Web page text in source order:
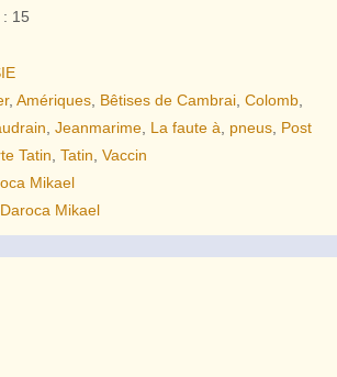
15
,Amériques Bêtises de Cambrai ,Colomb
Jeanmarime La faute à pneus Post
Tatin Tatin Vaccin
Mikael
Mikael